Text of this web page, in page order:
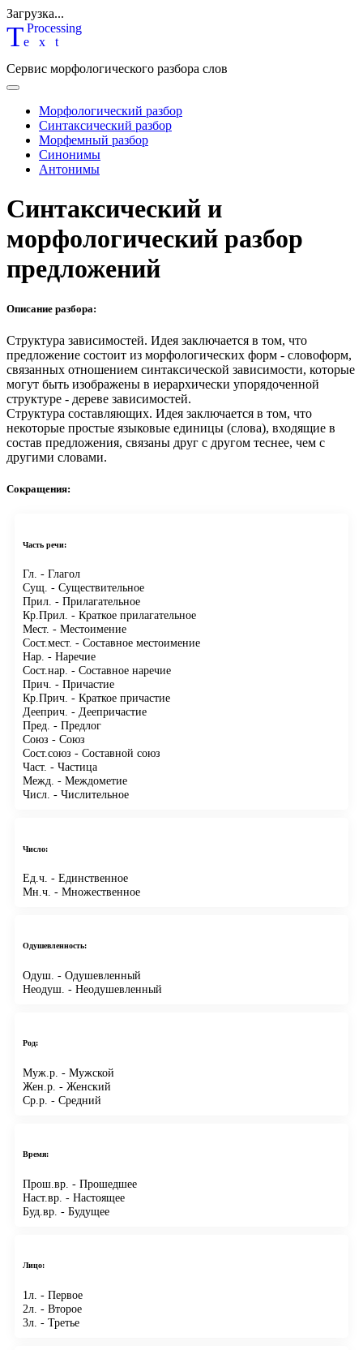
Загрузка...
Text
Processing
Сервис морфологического разбора слов
Морфологический разбор
Синтаксический разбор
Морфемный разбор
Синонимы
Антонимы
Синтаксический и
морфологический разбор
предложений
Описание разбора:
Структура зависимостей. Идея заключается в том, что
предложение состоит из морфологических форм - словоформ,
связанных отношением синтаксической зависимости, которые
могут быть изображены в иерархически упорядоченной
структуре - дереве зависимостей.
Структура составляющих. Идея заключается в том, что
некоторые простые языковые единицы (слова), входящие в
состав предложения, связаны друг с другом теснее, чем с
другими словами.
Сокращения:
Часть речи:
Гл. - Глагол
Сущ. - Существительное
Прил. - Прилагательное
Кр.Прил. - Краткое прилагательное
Мест. - Местоимение
Сост.мест. - Составное местоимение
Нар. - Наречие
Сост.нар. - Составное наречие
Прич. - Причастие
Кр.Прич. - Краткое причастие
Дееприч. - Деепричастие
Пред. - Предлог
Союз - Союз
Сост.союз - Составной союз
Част. - Частица
Межд. - Междометие
Числ. - Числительное
Число:
Ед.ч. - Единственное
Мн.ч. - Множественное
Одушевленность:
Одуш. - Одушевленный
Неодуш. - Неодушевленный
Род:
Муж.р. - Мужской
Жен.р. - Женский
Ср.р. - Средний
Время:
Прош.вр. - Прошедшее
Наст.вр. - Настоящее
Буд.вр. - Будущее
Лицо:
1л. - Первое
2л. - Второе
3л. - Третье